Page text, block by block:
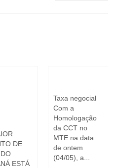
DE
ESTÁ
Taxa negocial
Com a
Homologação
da CCT no
MTE na data
de ontem
(04/05), a...